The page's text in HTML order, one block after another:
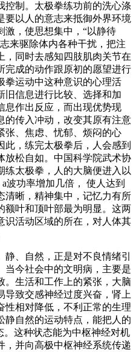
控制。太极拳练功前的洗心涤
要以人的意志来抵御外界环境
激，使思想集中，“以静待
来驱除体内各种干扰，把注
，同时去感知四肢肌肉关节在
完成的动作跟原初的愿望进行
拳运动中这种意识的心理活
旧信息进行比较、选择和加
息作出反应，而出现优势现
的传入冲动，改变其原有注意
张、焦虑、忧郁、烦闷的心
，练完太极拳后，人会感到
放松自如。中国科学院武术协
练太极拳，人的大脑便进入以
波功率增加几倍， 使人达到
清晰，精神集中，记忆力有所
额叶和顶叶部最为明显。这两
识活动区域的所在，对人体其
、自然，正是对不良情绪引
当今社会中的文明病，主要是
。生活和工作上的紧张，大脑
导致交感神经过度兴奋，肾上
性相对降低，不利正常的生理
静自然的运动特点，能把人的
。这种状态能为中枢神经对机
，并向高极中枢神经系统传递